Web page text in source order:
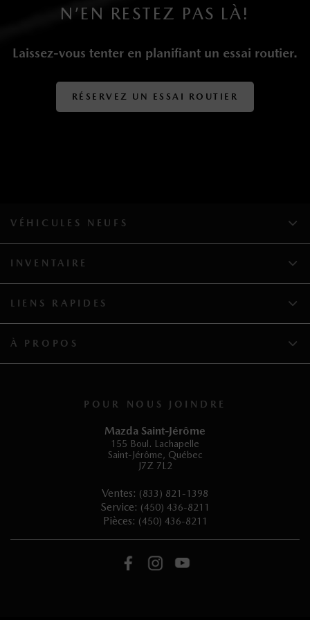
0,33 kWhN’EN RESTEZ PAS LÀ!
Laissez-vous tenter en planifiant un essai routier.
RÉSERVEZ UN ESSAI ROUTIER
POUR NOUS JOINDRE
Mazda Saint-Jérôme
155 Boul. Lachapelle
Saint-Jérôme, Québec
J7Z 7L2
Ventes: (833) 821-1398
Service: (450) 436-8211
Pièces: (450) 436-8211
VÉHICULES NEUFS
INVENTAIRE
LIENS RAPIDES
À PROPOS